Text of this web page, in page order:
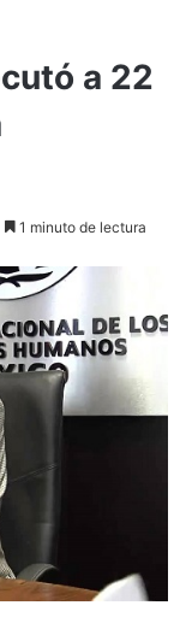
a 22
1 minuto de lectura